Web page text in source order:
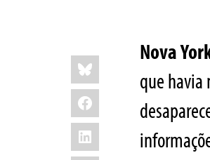
Share
this:
Bluesky
Facebook
LinkedIn
Nova
que havia